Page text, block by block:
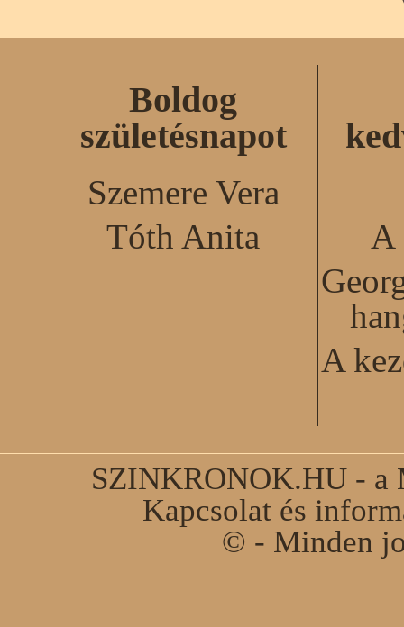
Boldog
születésnapot
Szemere Vera
Tóth Anita
A
A
SZINKRONOK.HU - a
Kapcsolat és
© - Minden